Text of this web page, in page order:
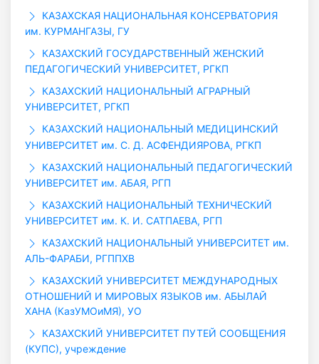
КАЗАХСКАЯ НАЦИОНАЛЬНАЯ КОНСЕРВАТОРИЯ
им. КУРМАНГАЗЫ, ГУ
КАЗАХСКИЙ ГОСУДАРСТВЕННЫЙ ЖЕНСКИЙ
ПЕДАГОГИЧЕСКИЙ УНИВЕРСИТЕТ, РГКП
КАЗАХСКИЙ НАЦИОНАЛЬНЫЙ АГРАРНЫЙ
УНИВЕРСИТЕТ, РГКП
КАЗАХСКИЙ НАЦИОНАЛЬНЫЙ МЕДИЦИНСКИЙ
УНИВЕРСИТЕТ им. С. Д. АСФЕНДИЯРОВА, РГКП
КАЗАХСКИЙ НАЦИОНАЛЬНЫЙ ПЕДАГОГИЧЕСКИЙ
УНИВЕРСИТЕТ им. АБАЯ, РГП
КАЗАХСКИЙ НАЦИОНАЛЬНЫЙ ТЕХНИЧЕСКИЙ
УНИВЕРСИТЕТ им. К. И. САТПАЕВА, РГП
КАЗАХСКИЙ НАЦИОНАЛЬНЫЙ УНИВЕРСИТЕТ им.
АЛЬ-ФАРАБИ, РГППХВ
КАЗАХСКИЙ УНИВЕРСИТЕТ МЕЖДУНАРОДНЫХ
ОТНОШЕНИЙ И МИРОВЫХ ЯЗЫКОВ им. АБЫЛАЙ
ХАНА (КазУМОиМЯ), УО
КАЗАХСКИЙ УНИВЕРСИТЕТ ПУТЕЙ СООБЩЕНИЯ
(КУПС), учреждение